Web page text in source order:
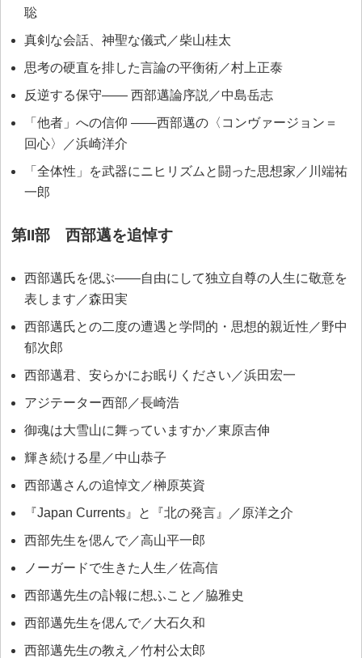
聡
真剣な会話、神聖な儀式／柴山桂太
思考の硬直を排した言論の平衡術／村上正泰
反逆する保守―― 西部邁論序説／中島岳志
「他者」への信仰 ――西部邁の〈コンヴァージョン＝
回心〉／浜崎洋介
「全体性」を武器にニヒリズムと闘った思想家／川端祐
一郎
第II部 西部邁を追悼す
西部邁氏を偲ぶ――自由にして独立自尊の人生に敬意を
表します／森田実
西部邁氏との二度の遭遇と学問的・思想的親近性／野中
郁次郎
西部邁君、安らかにお眠りください／浜田宏一
アジテーター西部／長崎浩
御魂は大雪山に舞っていますか／東原吉伸
輝き続ける星／中山恭子
西部邁さんの追悼文／榊原英資
『Japan Currents』と『北の発言』／原洋之介
西部先生を偲んで／高山平一郎
ノーガードで生きた人生／佐高信
西部邁先生の訃報に想ふこと／脇雅史
西部邁先生を偲んで／大石久和
西部邁先生の教え／竹村公太郎